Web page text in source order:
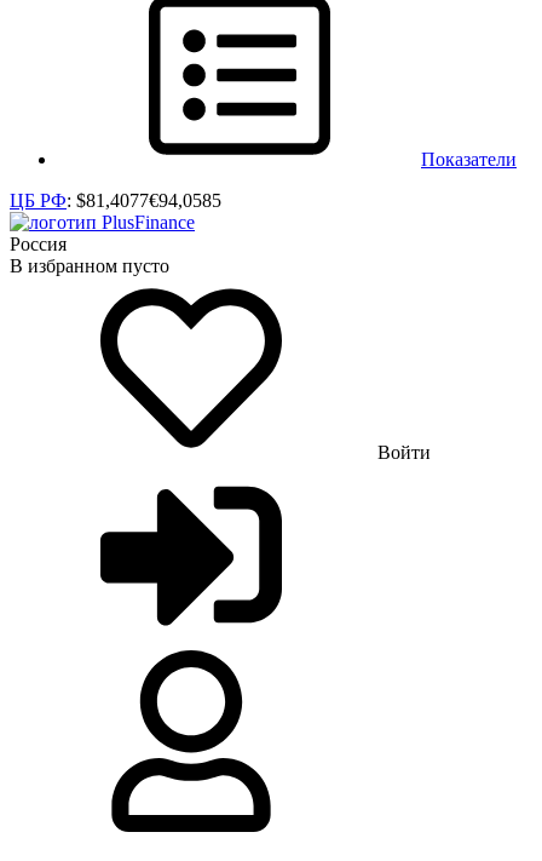
Показатели
ЦБ РФ: $81,4077€94,0585
Россия
В избранном пусто
Войти